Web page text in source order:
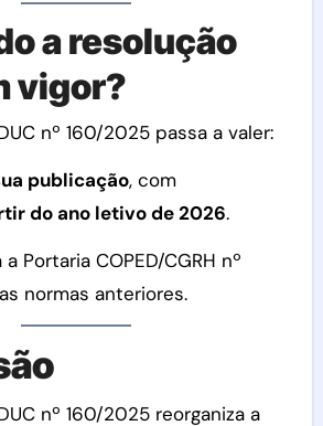
a resolução
vigor?
nº 160/2025 passa a valer:
publicação, com
do ano letivo de 2026.
Portaria COPED/CGRH nº
normas anteriores.
nº 160/2025 reorganiza a